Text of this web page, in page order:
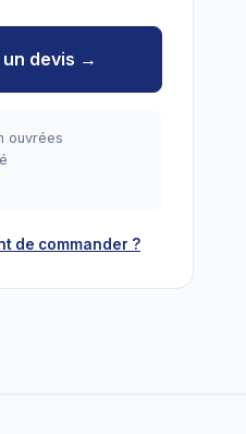
devis →
ouvrées
de commander ?